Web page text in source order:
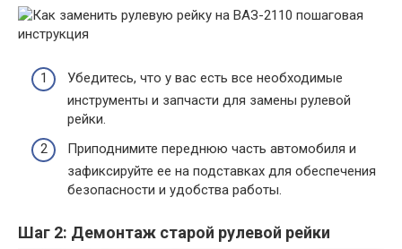
Убедитесь, что у вас есть все необходимые
инструменты и запчасти для замены рулевой
рейки.
Приподнимите переднюю часть автомобиля и
зафиксируйте ее на подставках для обеспечения
безопасности и удобства работы.
Шаг 2: Демонтаж старой рулевой рейки